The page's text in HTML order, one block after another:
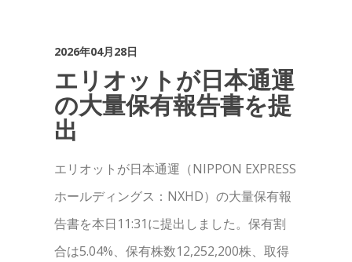
2026年04月28日
エリオットが日本通運
の大量保有報告書を提
出
エリオットが日本通運（NIPPON EXPRESS
ホールディングス：NXHD）の大量保有報
告書を本日11:31に提出しました。保有割
合は5.04%、保有株数12,252,200株、取得